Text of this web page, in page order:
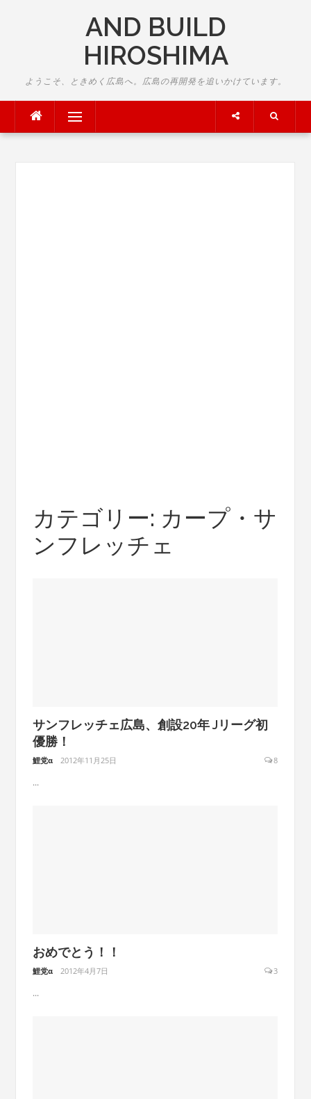
AND BUILD
HIROSHIMA
ようこそ、ときめく広島へ。広島の再開発を追いかけています。
Menu
カテゴリー: カープ・サ
ンフレッチェ
サンフレッチェ広島、創設20年 Jリーグ初
優勝！
鯉党α 2012年11月25日 8
...
おめでとう！！
鯉党α 2012年4月7日 3
...